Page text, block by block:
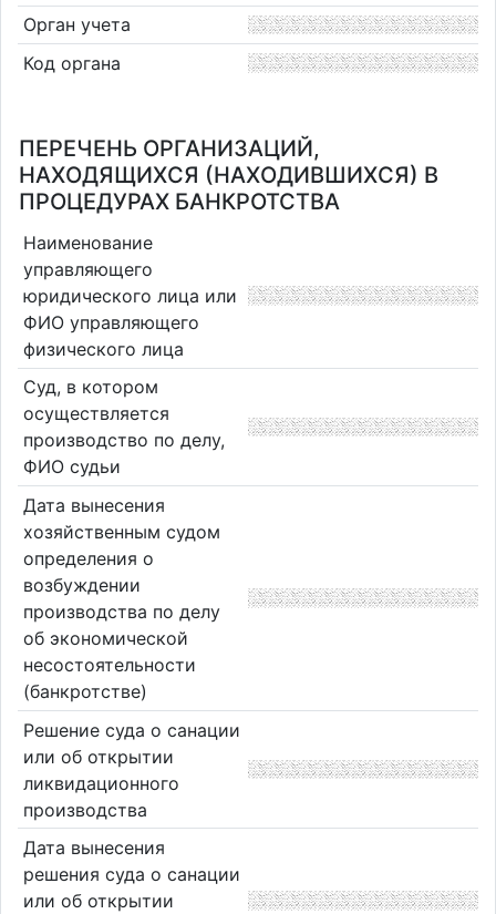
Орган учета
Код органа
ПЕРЕЧЕНЬ ОРГАНИЗАЦИЙ,
НАХОДЯЩИХСЯ (НАХОДИВШИХСЯ) В
ПРОЦЕДУРАХ БАНКРОТСТВА
Наименование
управляющего
юридического лица или
ФИО управляющего
физического лица
Суд, в котором
осуществляется
производство по делу,
ФИО судьи
Дата вынесения
хозяйственным судом
определения о
возбуждении
производства по делу
об экономической
несостоятельности
(банкротстве)
Решение суда о санации
или об открытии
ликвидационного
производства
Дата вынесения
решения суда о санации
или об открытии